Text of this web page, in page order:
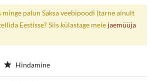
minge palun Saksa veebipoodi (tarne ainult
Eestisse? Siis külastage meie jaemüüja
Hindamine